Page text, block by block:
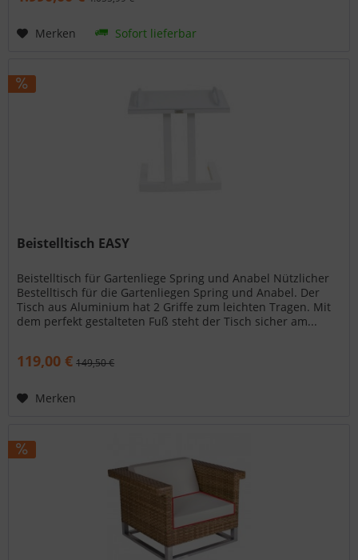
Merken Sofort lieferbar
Beistelltisch EASY
Beistelltisch für Gartenliege Spring und Anabel Nützlicher
Bestelltisch für die Gartenliegen Spring und Anabel. Der
Tisch aus Aluminium hat 2 Griffe zum leichten Tragen. Mit
dem perfekt gestalteten Fuß steht der Tisch sicher am...
119,00 € 149,50 €
Merken